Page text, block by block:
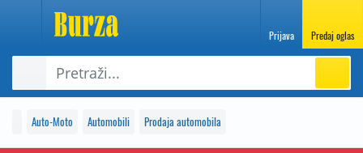
Prijava Predaj oglas
Auto-Moto Automobili Prodaja automobila